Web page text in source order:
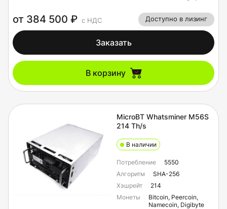
от 384 500 ₽ с НДС Доступно в лизинг
Заказать
В корзину
MicroBT Whatsminer M56S
214 Th/s
В наличии
Потребление
5550
Алгоритм
SHA-256
Хэшрейт
214
Монеты
Bitcoin, Peercoin,
Namecoin, Digibyte